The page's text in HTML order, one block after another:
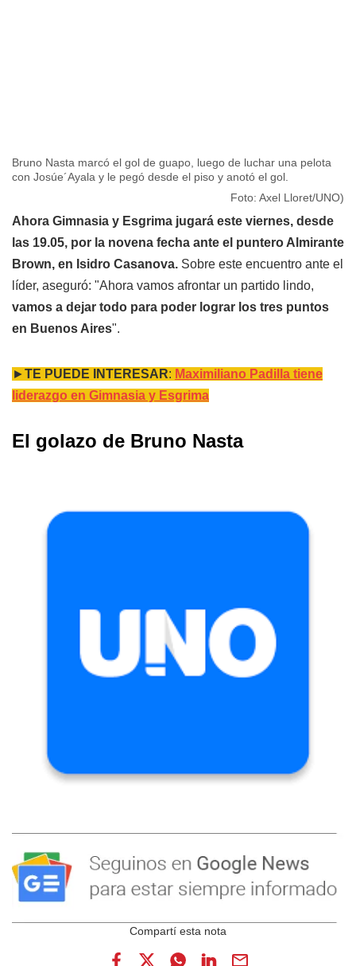
Bruno Nasta marcó el gol de guapo, luego de luchar una pelota
con Josúe´Ayala y le pegó desde el piso y anotó el gol.
Foto: Axel Lloret/UNO)
Ahora Gimnasia y Esgrima jugará este viernes, desde
las 19.05, por la novena fecha ante el puntero Almirante
Brown, en Isidro Casanova. Sobre este encuentro ante el
líder, aseguró: "Ahora vamos afrontar un partido lindo,
vamos a dejar todo para poder lograr los tres puntos
en Buenos Aires".
►TE PUEDE INTERESAR: Maximiliano Padilla tiene
liderazgo en Gimnasia y Esgrima
El golazo de Bruno Nasta